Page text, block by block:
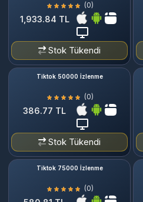
(0)
1,933.84 TL
Stok Tükendi
Tiktok 50000 İzlenme
(0)
386.77 TL
Stok Tükendi
Tiktok 75000 İzlenme
(0)